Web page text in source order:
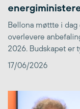
Bellona møttte i dag
overlevere
2026. Budskapet er
17/06/2026